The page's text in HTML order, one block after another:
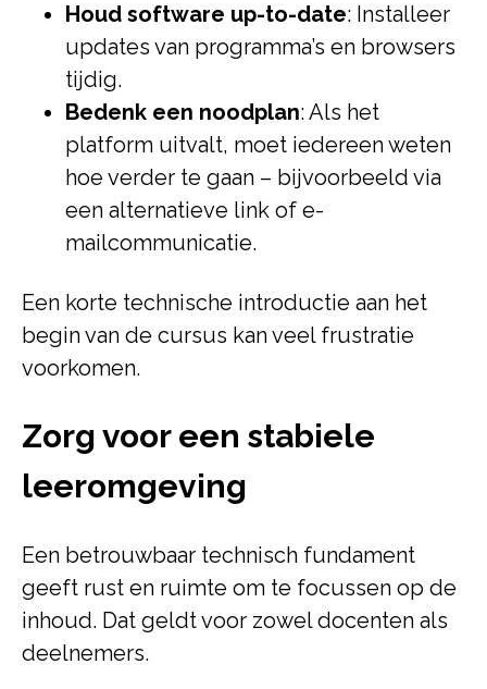
Houd software up-to-date: Installeer
updates van programma’s en browsers
tijdig.
Bedenk een noodplan: Als het
platform uitvalt, moet iedereen weten
hoe verder te gaan – bijvoorbeeld via
een alternatieve link of e-
mailcommunicatie.
Een korte technische introductie aan het
begin van de cursus kan veel frustratie
voorkomen.
Zorg voor een stabiele
leeromgeving
Een betrouwbaar technisch fundament
geeft rust en ruimte om te focussen op de
inhoud. Dat geldt voor zowel docenten als
deelnemers.